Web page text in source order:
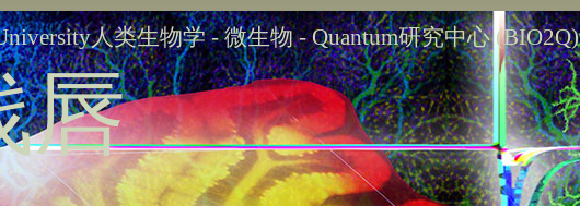
人类生物学 - 微生物 - Quantum研究中心 (BIO2Q)
唇